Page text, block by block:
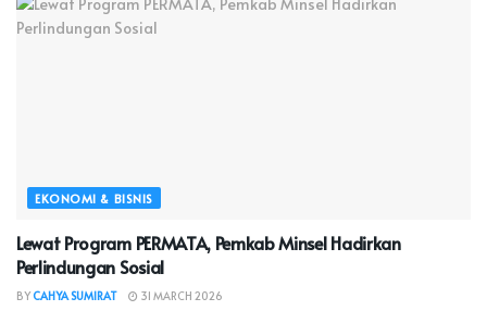
EKONOMI & BISNIS
Lewat Program PERMATA, Pemkab Minsel Hadirkan
Perlindungan Sosial
BYCAHYA SUMIRAT 31 MARCH 2026